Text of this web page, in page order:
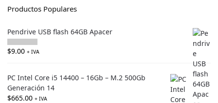
Productos Populares
Pendrive USB flash 64GB Apacer
$9.00 + IVA
PC Intel Core i5 14400 – 16Gb – M.2 500Gb
Generación 14
$665.00 + IVA